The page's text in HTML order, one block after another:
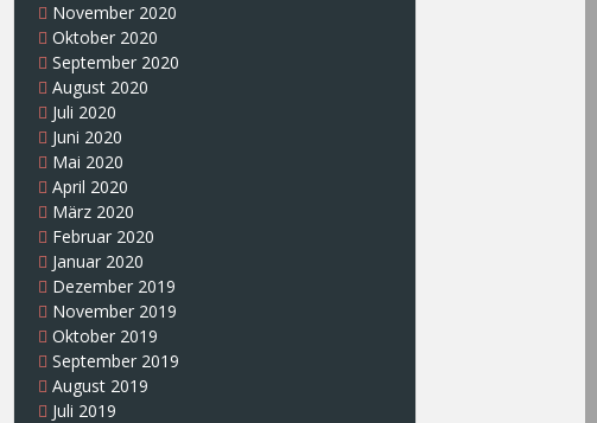
November 2020
Oktober 2020
September 2020
August 2020
Juli 2020
Juni 2020
Mai 2020
April 2020
März 2020
Februar 2020
Januar 2020
Dezember 2019
November 2019
Oktober 2019
September 2019
August 2019
Juli 2019